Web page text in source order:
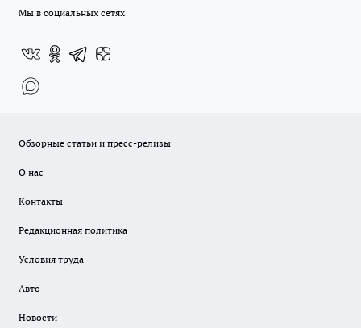
Мы в социальных сетях
Обзорные статьи и пресс-релизы
О нас
Контакты
Редакционная политика
Условия труда
Авто
Новости